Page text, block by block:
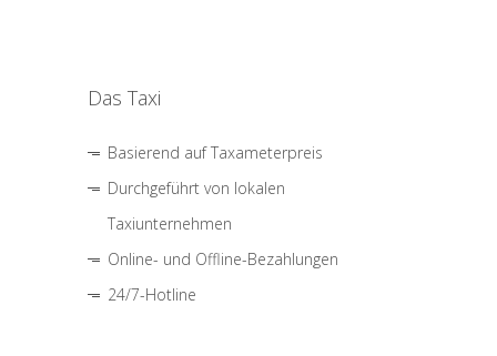
Das Taxi
Basierend auf Taxameterpreis
Durchgeführt von lokalen
Taxiunternehmen
Online- und Offline-Bezahlungen
24/7-Hotline